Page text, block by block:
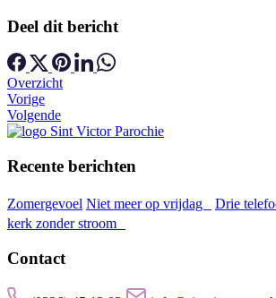
Deel dit bericht
Overzicht
Vorige
Volgende
Recente berichten
Zomergevoel Niet meer op vrijdag Drie
kerk zonder stroom
Contact